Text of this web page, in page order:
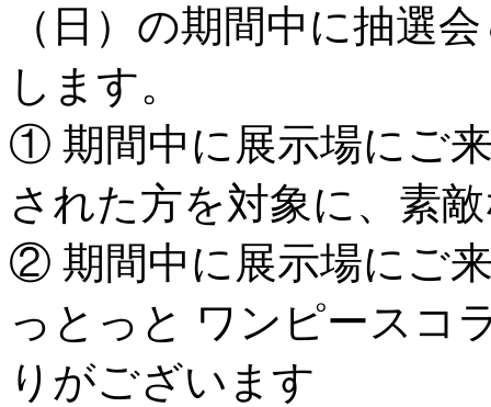
（日）の期間中に抽選
します。
① 期間中に展示場にご
された方を対象に、素
② 期間中に展示場にご
っとっと ワンピース
りがございます